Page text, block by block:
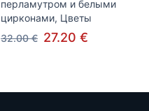
перламутром и белыми
цирконами, Цветы
32.00 € 27.20 €